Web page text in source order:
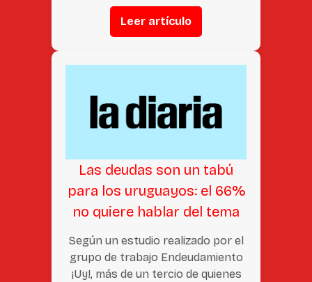
Leer artículo
Las deudas son un tabú
para los uruguayos: el 66%
no quiere hablar del tema
Según un estudio realizado por el
grupo de trabajo Endeudamiento
¡Uy!, más de un tercio de quienes